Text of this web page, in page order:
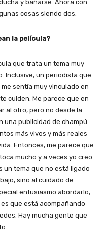
y bañarse. Ahora con
cosas siendo dos.
la película?
que trata un tema muy
Inclusive, un periodista que
sentía muy vinculado en
cuiden. Me parece que en
al otro, pero no desde la
una publicidad de champú
más vivos y más reales
Entonces, me parece que
mucho y a veces yo creo
un tema que no está ligado
sino al cuidado de
entusiasmo abordarlo,
que está acompañando
Hay mucha gente que